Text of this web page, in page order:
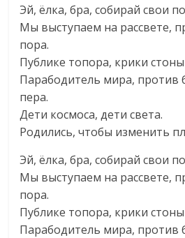
Эй, ёлка, бра, собирай свои
Мы выступаем на рассвете,
пора.
Публике топора, крики
Парабодитель мира, против
пера.
Дети космоса, дети света.
Родились, чтобы изменить
Эй, ёлка, бра, собирай свои
Мы выступаем на рассвете,
пора.
Публике топора, крики
Парабодитель мира, против